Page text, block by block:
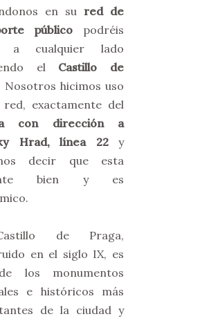
en su red de
público podréis
a cualquier lado
el Castillo de
Nosotros hicimos uso
exactamente del
con dirección a
Hrad, línea 22y
decir que esta
bien y es
de Praga,
en el siglo IX, es
los monumentos
e históricos más
de la ciudad y